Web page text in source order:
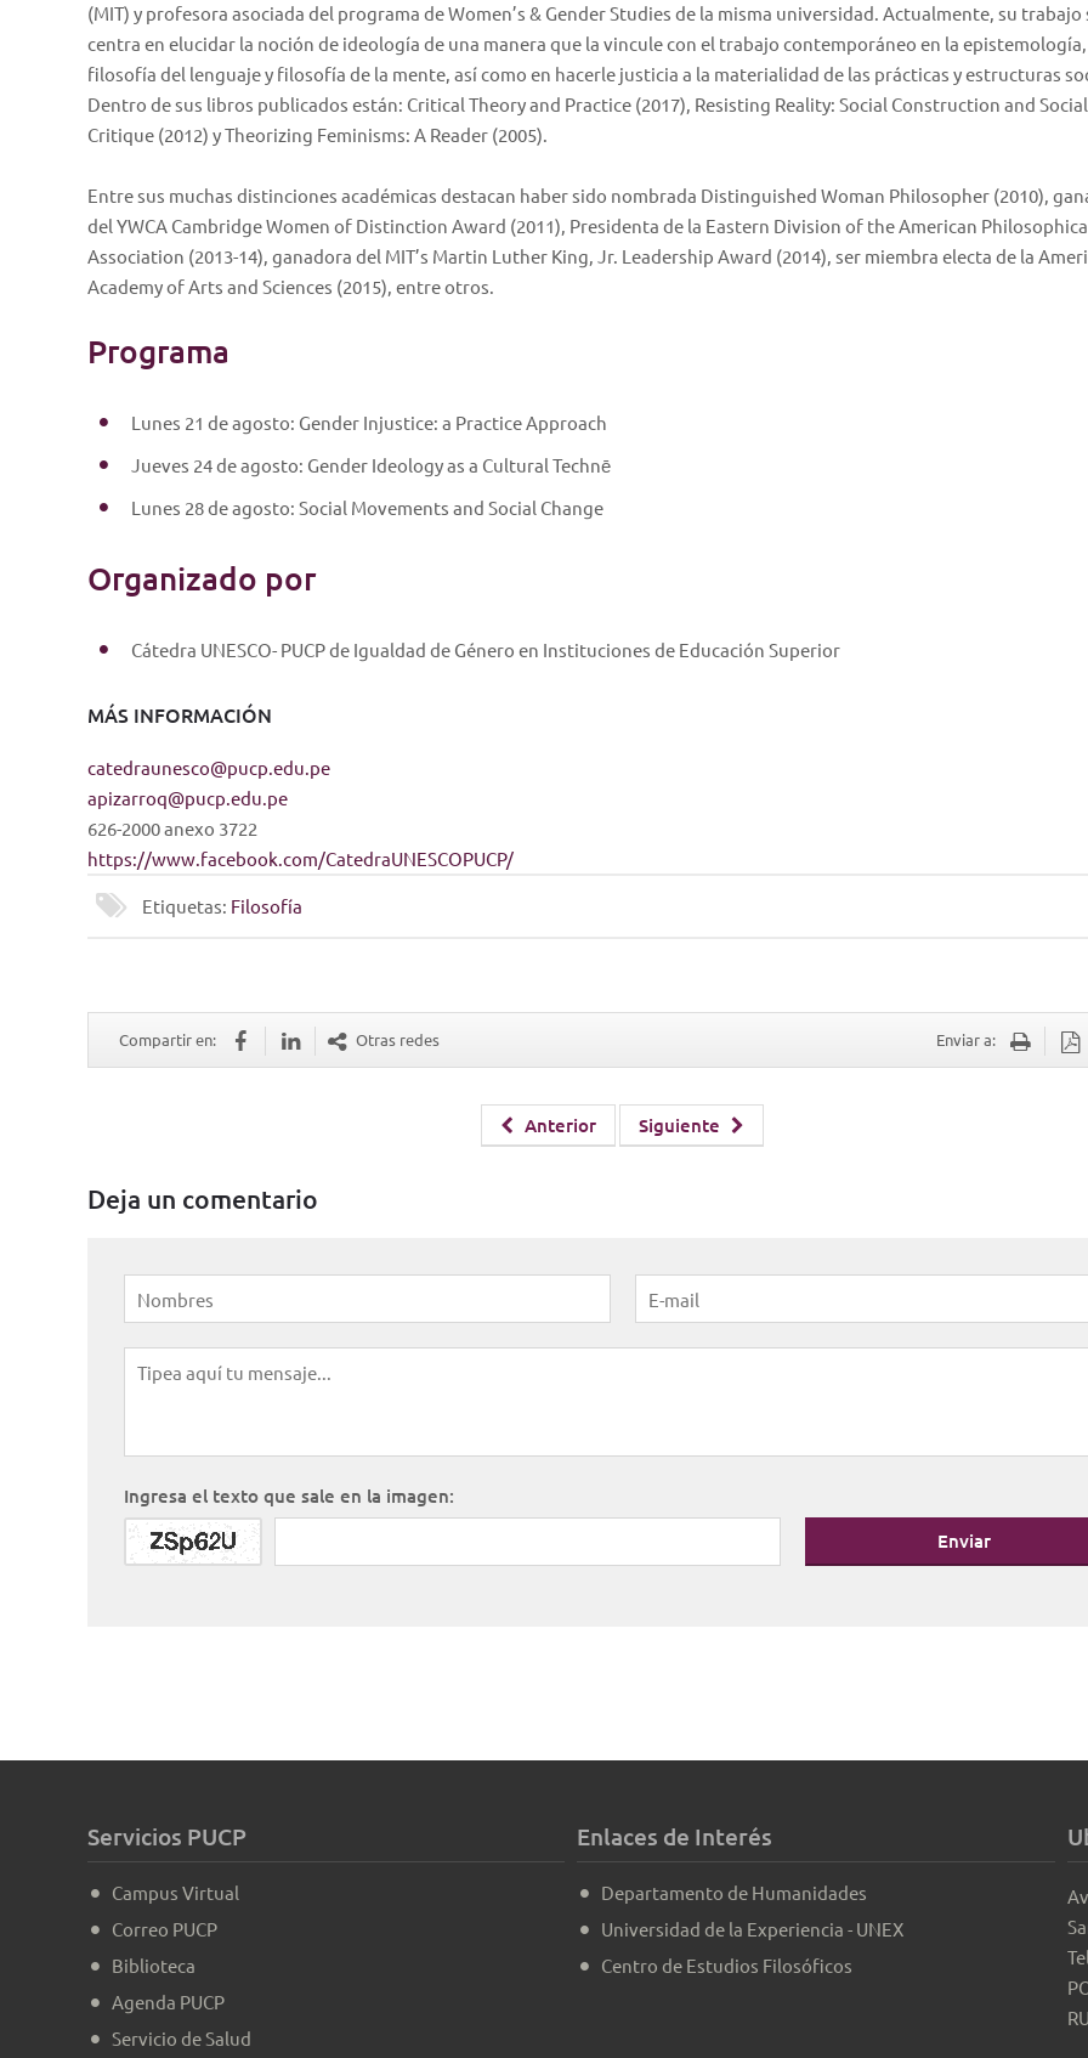
(MIT) y profesora asociada del programa de Women’s & Gender Studies de la misma universidad. Actualmente, su trabajo
centra en elucidar la noción de ideología de una manera que la vincule con el trabajo contemporáneo en la epistemología,
filosofía del lenguaje y filosofía de la mente, así como en hacerle justicia a la materialidad de las prácticas y estructuras
Dentro de sus libros publicados están: Critical Theory and Practice (2017), Resisting Reality: Social Construction and Social
Critique (2012) y Theorizing Feminisms: A Reader (2005).
Entre sus muchas distinciones académicas destacan haber sido nombrada Distinguished Woman Philosopher (2010),
del YWCA Cambridge Women of Distinction Award (2011), Presidenta de la Eastern Division of the American
Association (2013-14), ganadora del MIT’s Martin Luther King, Jr. Leadership Award (2014), ser miembra electa de la
Academy of Arts and Sciences (2015), entre otros.
Programa
Lunes 21 de agosto: Gender Injustice: a Practice Approach
Jueves 24 de agosto: Gender Ideology as a Cultural Technē
Lunes 28 de agosto: Social Movements and Social Change
Organizado por
Cátedra UNESCO- PUCP de Igualdad de Género en Instituciones de Educación Superior
MÁS INFORMACIÓN
catedraunesco@pucp.edu.pe
apizarroq@pucp.edu.pe
626-2000 anexo 3722
https://www.facebook.com/CatedraUNESCOPUCP/
Etiquetas: Filosofía
Compartir en: Otras redes Enviar a:
Anterior Siguiente
Deja un comentario
Ingresa el texto que sale en la imagen:
Enviar
Servicios PUCP
Campus Virtual
Correo PUCP
Biblioteca
Agenda PUCP
Servicio de Salud
Enlaces de Interés
Departamento de Humanidades
Universidad de la Experiencia - UNEX
Centro de Estudios Filosóficos